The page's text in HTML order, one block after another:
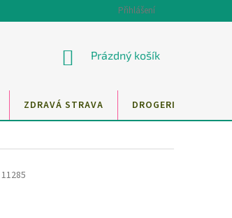
Přihlášení
NÁKUPNÍ
Prázdný košík
ZDRAVÁ STRAVA DROGERIE
11285